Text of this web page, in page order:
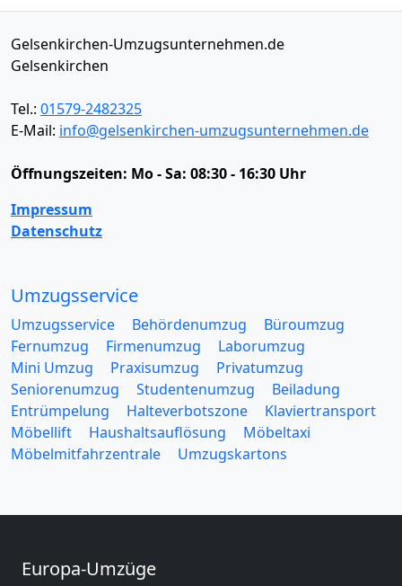
Gelsenkirchen-Umzugsunternehmen.de
Gelsenkirchen
Tel.: 01579-2482325
E-Mail: info@gelsenkirchen-umzugsunternehmen.de
Öffnungszeiten: Mo - Sa: 08:30 - 16:30 Uhr
Impressum
Datenschutz
Umzugsservice
Umzugsservice Behördenumzug
Büroumzug
Fernumzug
Firmenumzug
Laborumzug
Mini Umzug
Praxisumzug
Privatumzug
Seniorenumzug
Studentenumzug
Beiladung
Entrümpelung
Halteverbotszone
Klaviertransport
Möbellift
Haushaltsauflösung
Möbeltaxi
Möbelmitfahrzentrale
Umzugskartons
Europa-Umzüge